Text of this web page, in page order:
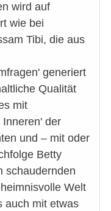
wird auf
wie bei
Tibi, die aus
generiert
Qualität
mit
der
und – mit oder
Betty
schaudernden
Welt
auch mit etwas